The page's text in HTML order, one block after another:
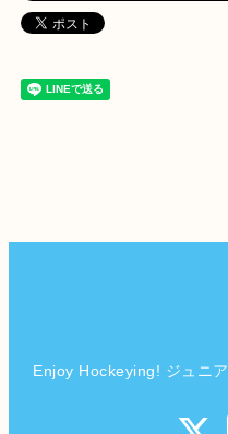
Enjoy Hockeying! ジュニ